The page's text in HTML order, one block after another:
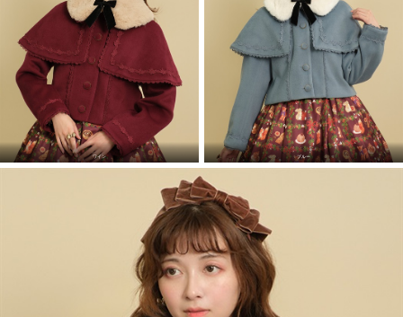
ワイン ブルー